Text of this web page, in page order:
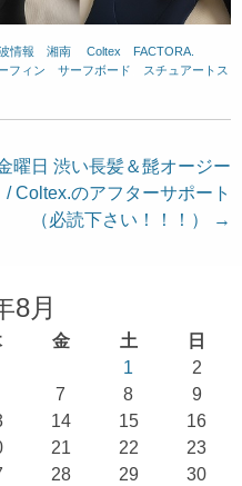
情報 湘南 Coltex FACTORA.
フィン サーフボード
スチュアートス
曜日 渋い長髪＆髭オージー
/ Coltex.のアフターサポート
（必読下さい！！！）
→
8月
金 土
日
1
2
7 8
9
14 15
16
21 22
23
28 29
30